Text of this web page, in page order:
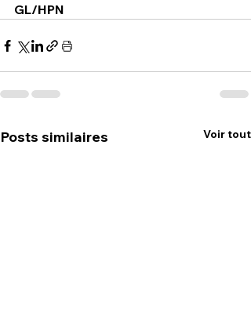
GL/HPN
Posts similaires Voir tout